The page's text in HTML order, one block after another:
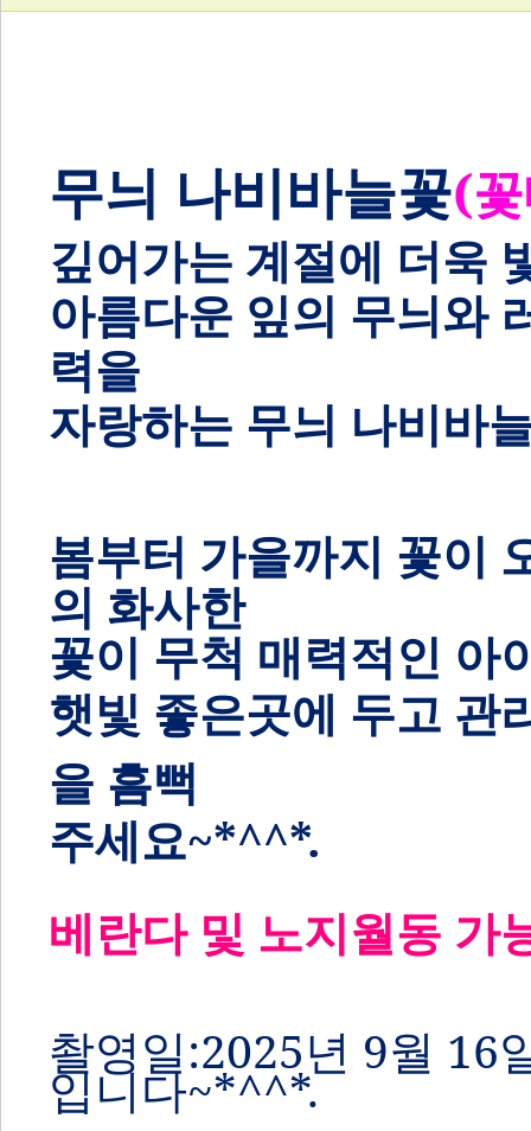
무늬 나비바늘꽃(
깊어가는 계절에 더욱
아름다운 잎의 무늬와
력을
자랑하는 무늬 나비바
봄부터 가을까지 꽃이
의 화사한
꽃이 무척 매력적인 아
햇빛 좋은곳에 두고 관
을 흠뻑
주세요~*^^*.
베란다 및 노지월동 가
촬영일:2025년 9월 16
입니다~*^^*.